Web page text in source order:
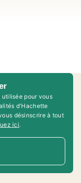
utilisée pour vous
d'Hachette
désinscrire à tout
ici.